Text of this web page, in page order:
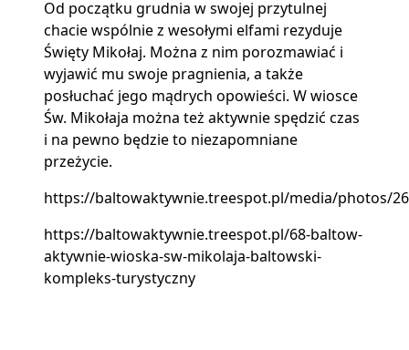
Od początku grudnia w swojej przytulnej
chacie wspólnie z wesołymi elfami rezyduje
Święty Mikołaj. Można z nim porozmawiać i
wyjawić mu swoje pragnienia, a także
posłuchać jego mądrych opowieści. W wiosce
Św. Mikołaja można też aktywnie spędzić czas
i na pewno będzie to niezapomniane
przeżycie.
https://baltowaktywnie.treespot.pl/media/photos/
https://baltowaktywnie.treespot.pl/68-baltow-
aktywnie-wioska-sw-mikolaja-baltowski-
kompleks-turystyczny